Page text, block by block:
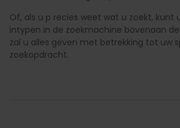
Of, als u p recies weet wat u zoekt, kunt
intypen in de zoekmachine bovenaan
zal u alles geven met betrekking tot uw
zoekopdracht.